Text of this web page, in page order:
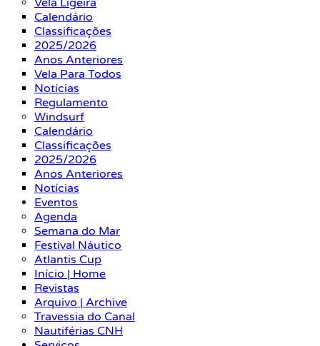
Vela Ligeira
Calendário
Classificações
2025/2026
Anos Anteriores
Vela Para Todos
Notícias
Regulamento
Windsurf
Calendário
Classificações
2025/2026
Anos Anteriores
Notícias
Eventos
Agenda
Semana do Mar
Festival Náutico
Atlantis Cup
Início | Home
Revistas
Arquivo | Archive
Travessia do Canal
Nautiférias CNH